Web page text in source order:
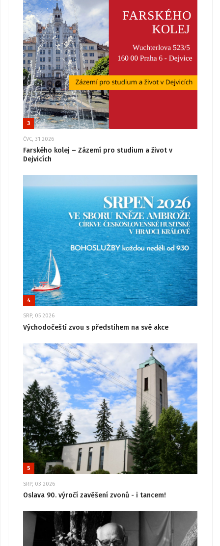
3
ČVC, 31 2026
Farského kolej – Zázemí pro studium a život v
Dejvicích
4
SRP, 05 2026
Východočeští zvou s předstihem na své akce
5
SRP, 03 2026
Oslava 90. výročí zavěšení zvonů - i tancem!